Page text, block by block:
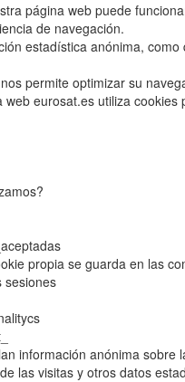
página web puede
de navegación.
estadística anónima,
permite optimizar su
web eurosat.es utiliza
propia se guarda en las
sesiones
información anónima
las visitas y otros datos